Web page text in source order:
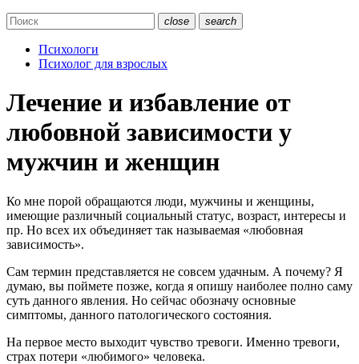
close search
Психологи
Психолог для взрослых
Лечение и избавление от
любовной зависимости у
мужчин и женщин
Ко мне порой обращаются люди, мужчины и женщины,
имеющие различный социальный статус, возраст, интересы и
пр. Но всех их объединяет так называемая «любовная
зависимость».
Сам термин представляется не совсем удачным. А почему? Я
думаю, вы поймете позже, когда я опишу наиболее полно саму
суть данного явления. Но сейчас обозначу основные
симптомы, данного патологического состояния.
На первое место выходит чувство тревоги. Именно тревоги,
страх потери «любимого» человека.